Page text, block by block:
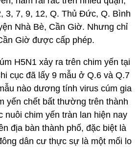
3, 7, 9, 12, Q. Thủ Đức, Q. Bình
Nhà Bè, Cần Giờ. Nhưng chỉ
Giờ được cấp phép.
H5N1 xảy ra trên chim yến tại
cục đã lấy 9 mẫu ở Q.6 và Q.7
nào dương tính virus cúm gia
yến chết bất thường trên thành
nuôi chim yến tràn lan hiện nay
địa bàn thành phố, đặc biệt là
dân cư thực sự là một mối lo